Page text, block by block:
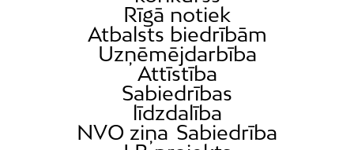
Rīgā notiek
Atbalsts biedrībām
Uzņēmējdarbība
Attīstība
Sabiedrības
līdzdalība
NVO ziņa Sabiedrība